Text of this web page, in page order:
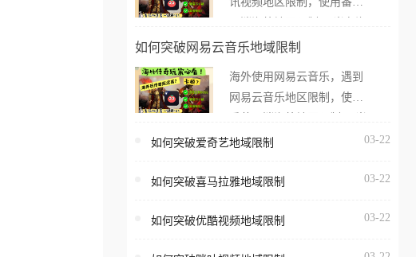
外打开腾讯视频，却突然弹
地区无法播放”的提示语。
海外用户如香港、澳门、台
亚、欧洲等国家和地区时，
台一样，出现地区及版权限
地区播放。 遇到这个问题的
如何突破网易云音乐地域限制
海外使用网易云音乐，遇到
网易云音乐地区限制，使用
在海外打开网易云音乐，却
所在的地区无法播放”的提示
门、台湾、美国、加拿大、
如何突破爱奇艺地域限制 03-22
如何突破喜马拉雅地域限制 03-22
如何突破优酷视频地域限制 03-22